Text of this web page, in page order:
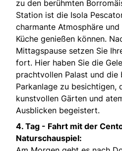
zu den berühmten
Station ist die Isola
charmante Atmosphäre
Küche genießen können.
Mittagspause setzen Sie
fort. Hier haben Sie die
prachtvollen Palast und die
Parkanlage zu besichtigen,
kunstvollen Gärten und
Ausblicken begeistert.
4. Tag - Fahrt mit der
Naturschauspiel: